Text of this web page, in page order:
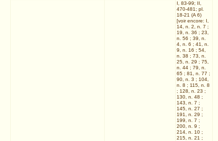
I, 83-99; II,
470-481; pl.
18-21 (A 6)
[voir encore: I,
14, n. 2, n. 7 ;
19, n. 36 ; 23,
n. 56 ; 39, n.
4, n. 6 ; 41, n.
9, n. 16 ; 54,
n. 38 ; 73, n.
25, n. 29 ; 75,
n. 44 ; 79, n.
65 ; 81, n. 77 ;
90, n. 3 ; 104,
n. 8 ; 115, n. 8
; 128, n. 23 ;
130, n. 48 ;
143, n. 7 ;
145, n. 27 ;
191, n. 29 ;
199, n. 7 ;
200, n. 9 ;
214, n. 10 ;
215, n. 21 ;